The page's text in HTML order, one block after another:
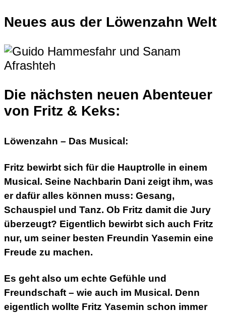
Neues aus der Löwenzahn Welt
Die nächsten neuen Abenteuer
von Fritz & Keks:
Löwenzahn – Das Musical:
Fritz bewirbt sich für die Hauptrolle in einem
Musical. Seine Nachbarin Dani zeigt ihm, was
er dafür alles können muss: Gesang,
Schauspiel und Tanz. Ob Fritz damit die Jury
überzeugt? Eigentlich bewirbt sich auch Fritz
nur, um seiner besten Freundin Yasemin eine
Freude zu machen.
Es geht also um echte Gefühle und
Freundschaft – wie auch im Musical. Denn
eigentlich wollte Fritz Yasemin schon immer